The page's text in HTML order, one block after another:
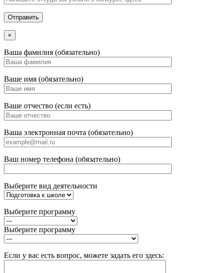
×
Ваша фамилия (обязательно)
Ваше имя (обязательно)
Ваше отчество (если есть)
Ваша электронная почта (обязательно)
Ваш номер телефона (обязательно)
Выберите вид деятельности
Выберите программу
Выберите программу
Если у вас есть вопрос, можете задать его здесь: